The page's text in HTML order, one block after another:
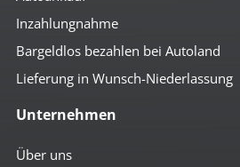
Bordcomputer
Colorverglasung
el. anklappbare Spiegel
el. Heckklappe
el. Spiegel
Getränkehalter
höhenverst. Fahrersitz
Inzahlungnahme
Bargeldlos bezahlen bei Autoland
Lieferung in Wunsch-Niederlassung
Unternehmen
Über uns